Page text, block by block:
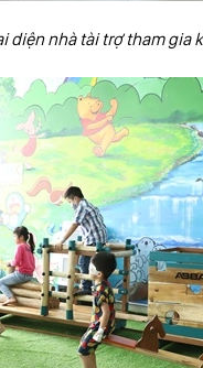
diện nhà tài trợ tham